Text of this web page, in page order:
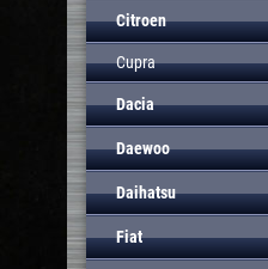
Citroen
Cupra
Dacia
Daewoo
Daihatsu
Fiat